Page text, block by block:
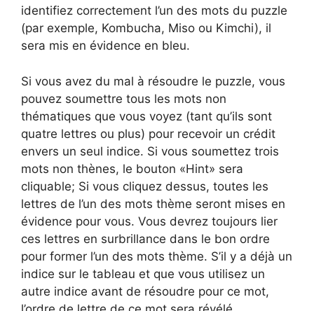
identifiez correctement l’un des mots du puzzle
(par exemple, Kombucha, Miso ou Kimchi), il
sera mis en évidence en bleu.
Si vous avez du mal à résoudre le puzzle, vous
pouvez soumettre tous les mots non
thématiques que vous voyez (tant qu’ils sont
quatre lettres ou plus) pour recevoir un crédit
envers un seul indice. Si vous soumettez trois
mots non thènes, le bouton «Hint» sera
cliquable; Si vous cliquez dessus, toutes les
lettres de l’un des mots thème seront mises en
évidence pour vous. Vous devrez toujours lier
ces lettres en surbrillance dans le bon ordre
pour former l’un des mots thème. S’il y a déjà un
indice sur le tableau et que vous utilisez un
autre indice avant de résoudre pour ce mot,